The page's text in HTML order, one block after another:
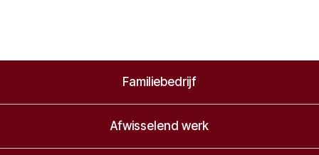
Familiebedrijf
Afwisselend werk